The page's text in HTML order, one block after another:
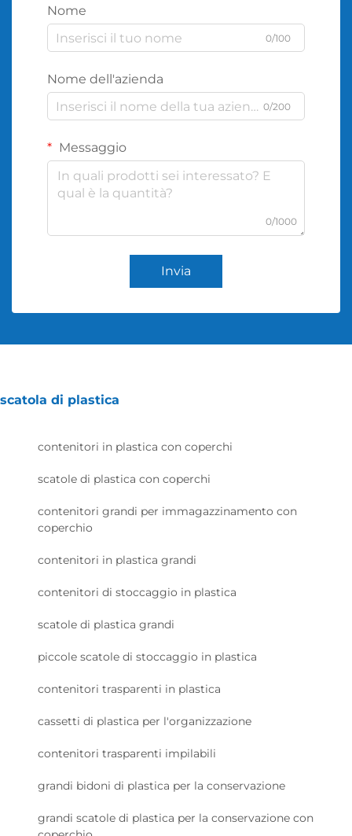
Nome
0/100
Nome dell'azienda
0/200
Messaggio
0/1000
Invia
scatola di plastica
contenitori in plastica con coperchi
scatole di plastica con coperchi
contenitori grandi per immagazzinamento con
coperchio
contenitori in plastica grandi
contenitori di stoccaggio in plastica
scatole di plastica grandi
piccole scatole di stoccaggio in plastica
contenitori trasparenti in plastica
cassetti di plastica per l'organizzazione
contenitori trasparenti impilabili
grandi bidoni di plastica per la conservazione
grandi scatole di plastica per la conservazione con